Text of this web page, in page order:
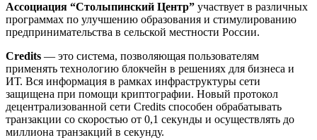
Ассоциация “Столыпинский Центр” участвует в различных
программах по улучшению образования и стимулированию
предпринимательства в сельской местности России.
Credits — это система, позволяющая пользователям
применять технологию блокчейн в решениях для бизнеса и
ИТ. Вся информация в рамках инфраструктуры сети
защищена при помощи криптографии. Новый протокол
децентрализованной сети Credits способен обрабатывать
транзакции со скоростью от 0,1 секунды и осуществлять до
миллиона транзакций в секунду.